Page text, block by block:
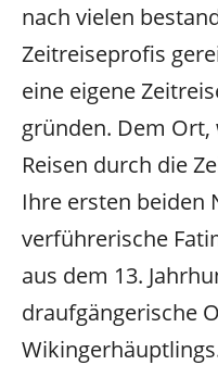
nach vielen
Zeitreiseprofis
eine eigene
gründen. Dem
Reisen durch die
Ihre ersten beiden
verführerische
aus dem 13.
draufgängerische